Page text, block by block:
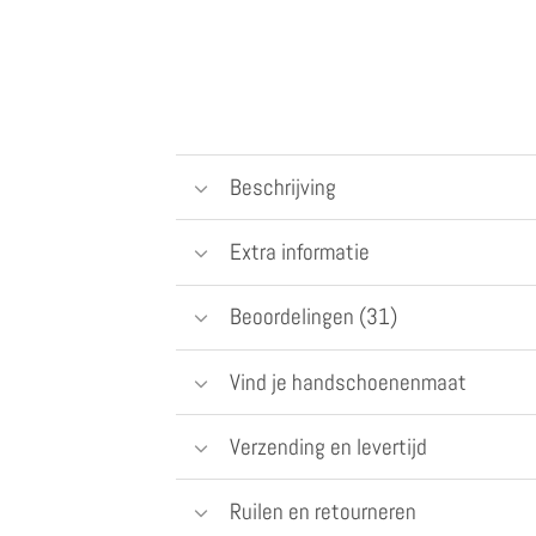
Beschrijving
Extra informatie
Beoordelingen (31)
Vind je handschoenenmaat
Verzending en levertijd
Ruilen en retourneren